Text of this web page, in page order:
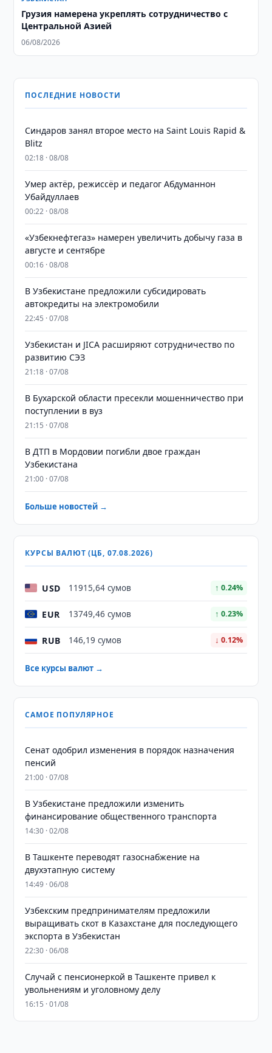
Грузия намерена укреплять сотрудничество с
Центральной Азией
06/08/2026
ПОСЛЕДНИЕ НОВОСТИ
Синдаров занял второе место на Saint Louis Rapid &
Blitz
02:18 · 08/08
Умер актёр, режиссёр и педагог Абдуманнон
Убайдуллаев
00:22 · 08/08
«Узбекнефтегаз» намерен увеличить добычу газа в
августе и сентябре
00:16 · 08/08
В Узбекистане предложили субсидировать
автокредиты на электромобили
22:45 · 07/08
Узбекистан и JICA расширяют сотрудничество по
развитию СЭЗ
21:18 · 07/08
В Бухарской области пресекли мошенничество при
поступлении в вуз
21:15 · 07/08
В ДТП в Мордовии погибли двое граждан
Узбекистана
21:00 · 07/08
Больше новостей →
КУРСЫ ВАЛЮТ (ЦБ, 07.08.2026)
USD 11915,64 сумов ↑ 0.24%
EUR 13749,46 сумов ↑ 0.23%
RUB 146,19 сумов ↓ 0.12%
Все курсы валют →
САМОЕ ПОПУЛЯРНОЕ
Сенат одобрил изменения в порядок назначения
пенсий
21:00 · 07/08
В Узбекистане предложили изменить
финансирование общественного транспорта
14:30 · 02/08
В Ташкенте переводят газоснабжение на
двухэтапную систему
14:49 · 06/08
Узбекским предпринимателям предложили
выращивать скот в Казахстане для последующего
экспорта в Узбекистан
22:30 · 06/08
Случай с пенсионеркой в Ташкенте привел к
увольнениям и уголовному делу
16:15 · 01/08